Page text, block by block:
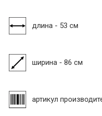
длина - 53 см
ширина - 86 см
артикул